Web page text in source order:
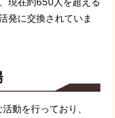
発に交換されていま
動を行っており、